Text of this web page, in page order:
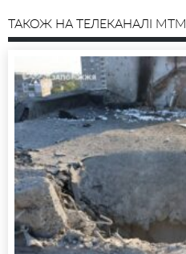
ТАКОЖ НА ТЕЛЕКАНАЛІ MTM